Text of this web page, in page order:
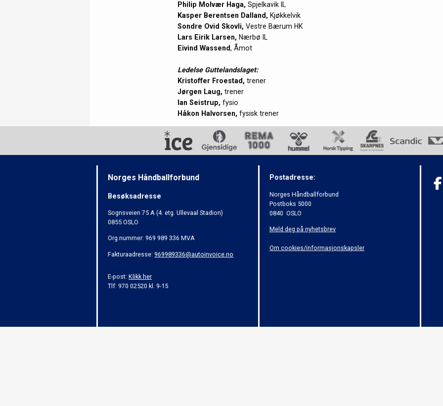
Philip Molvær Haga, Spjelkavik IL
Kasper Berentsen Dalland, Kjøkkelvik
Sondre Ovid Skovli, Vestre Bærum HK
Lars Eirik Larsen, Nærbø IL
Eivind Wassend, Åmot
Ledelse Guttelandslaget:
Kristoffer Froestad, trener
Jørgen Laug, trener
Ian Seistrup, fysio
Håkon Halvorsen, fysisk trener
Norges Håndballforbund
Besøksadresse
Sognsveien 75 A (4. etg. Ullevaal Stadion)
0855 OSLO
Org.nummer: 969 989 336 MVA
Fakturaadresse:969989336@autoinvoice.no
E-post:Klikk her
Tlf: 970 02520 kl. 9-15
Postadresse:
Norges Håndballforbund
Postboks 5000
0840 OSLO
Meld deg på nyhetsbrev
Om cookies/informasjonskapsler